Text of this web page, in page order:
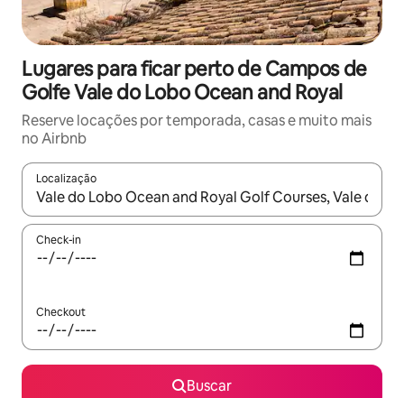
Lugares para ficar perto de Campos de
Golfe Vale do Lobo Ocean and Royal
Reserve locações por temporada, casas e muito mais
no Airbnb
Localização
Quando os resultados estiverem disponíveis, explore-os
Check-in
Checkout
Buscar